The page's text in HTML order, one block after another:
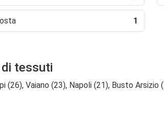
1
tessuti
Vaiano (23), Napoli (21), Busto